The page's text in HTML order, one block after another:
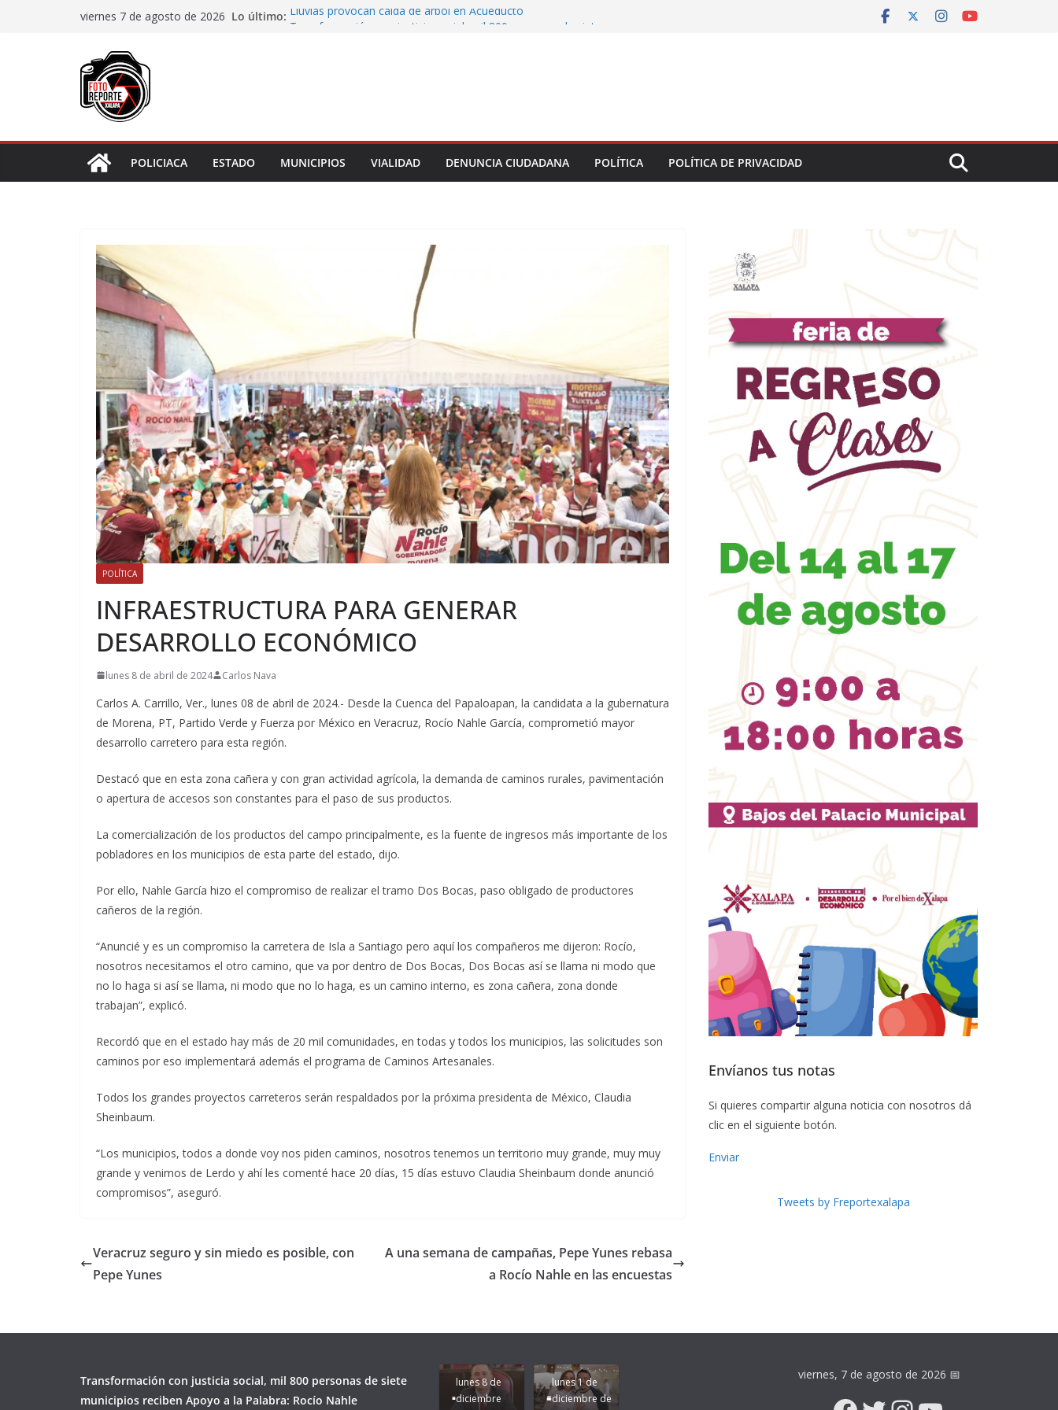
viernes 7 de agosto de 2026 Lo último: Lluvias provocan caída de árbol en Acueducto
incumplimiento de obra y falta de pago
POLICIACA
ESTADO MUNICIPIOS VIALIDAD DENUNCIA CIUDADANA POLÍTICA POLÍTICA DE PRIVACIDAD
POLÍTICA
INFRAESTRUCTURA PARA GENERAR
DESARROLLO ECONÓMICO
lunes 8 de abril de 2024 Carlos Nava
Carlos A. Carrillo, Ver., lunes 08 de abril de 2024.- Desde la Cuenca del Papaloapan, la candidata a la gubernatura
de Morena, PT, Partido Verde y Fuerza por México en Veracruz, Rocío Nahle García, comprometió mayor
desarrollo carretero para esta región.
Destacó que en esta zona cañera y con gran actividad agrícola, la demanda de caminos rurales, pavimentación
o apertura de accesos son constantes para el paso de sus productos.
La comercialización de los productos del campo principalmente, es la fuente de ingresos más importante de los
pobladores en los municipios de esta parte del estado, dijo.
Por ello, Nahle García hizo el compromiso de realizar el tramo Dos Bocas, paso obligado de productores
cañeros de la región.
“Anuncié y es un compromiso la carretera de Isla a Santiago pero aquí los compañeros me dijeron: Rocío,
nosotros necesitamos el otro camino, que va por dentro de Dos Bocas, Dos Bocas así se llama ni modo que
no lo haga si así se llama, ni modo que no lo haga, es un camino interno, es zona cañera, zona donde
trabajan”, explicó.
Recordó que en el estado hay más de 20 mil comunidades, en todas y todos los municipios, las solicitudes son
caminos por eso implementará además el programa de Caminos Artesanales.
Todos los grandes proyectos carreteros serán respaldados por la próxima presidenta de México, Claudia
Sheinbaum.
“Los municipios, todos a donde voy nos piden caminos, nosotros tenemos un territorio muy grande, muy muy
grande y venimos de Lerdo y ahí les comenté hace 20 días, 15 días estuvo Claudia Sheinbaum donde anunció
compromisos”, aseguró.
Veracruz seguro y sin miedo es posible, con
Pepe Yunes
A una semana de campañas, Pepe Yunes rebasa
a Rocío Nahle en las encuestas
Envíanos tus notas
Si quieres compartir alguna noticia con nosotros dá
clic en el siguiente botón.
Enviar
Tweets by Freportexalapa
Transformación con justicia social, mil 800 personas de siete
municipios reciben Apoyo a la Palabra: Rocío Nahle
Unamos
lunes 8 de
diciembre
lunes 1 de
diciembre de
Apoyo y
Seguimos la
Ruta que
Marca
Pongamos
de moda;
San
Andrés
viernes, 7 de agosto de 2026 📅